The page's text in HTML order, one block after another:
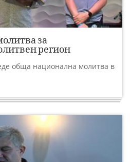
за
регион
обща национална молитва в